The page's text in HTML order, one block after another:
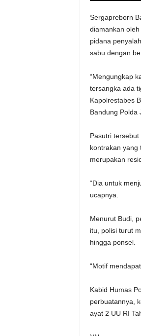
Sergapreborn
diamankan
pidana
sabu dengan
“Mengungkap
tersangka ada
Kapolrestabes
Bandung Polda
Pasutri
kontrakan yang
merupakan
“Dia untuk
ucapnya.
Menurut Budi,
itu, polisi turut
hingga ponsel.
“Motif
Kabid Humas
perbuatannya,
ayat 2 UU RI